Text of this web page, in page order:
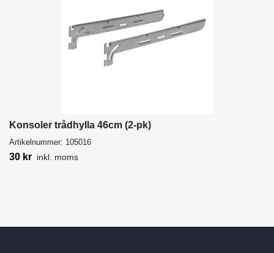
Konsoler trådhylla 46cm (2-pk)
Artikelnummer: 105016
30 kr inkl. moms